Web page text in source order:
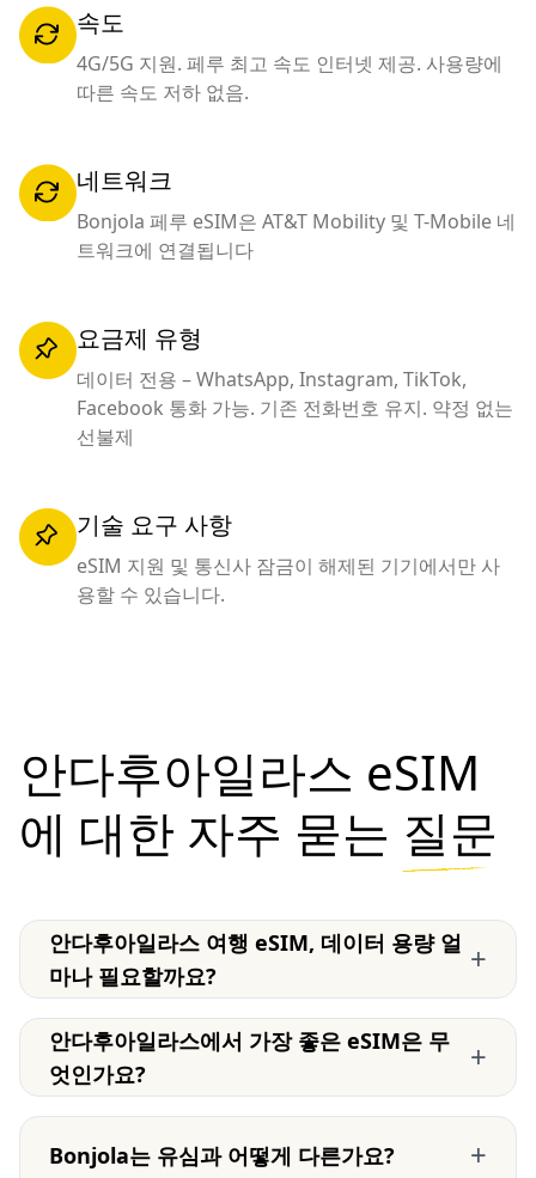
속도
4G/5G 지원. 페루 최고 속도 인터넷 제공. 사용량에
따른 속도 저하 없음.
네트워크
Bonjola 페루 eSIM은 AT&T Mobility 및 T-Mobile 네
트워크에 연결됩니다
요금제 유형
데이터 전용 – WhatsApp, Instagram, TikTok,
Facebook 통화 가능. 기존 전화번호 유지. 약정 없는
선불제
기술 요구 사항
eSIM 지원 및 통신사 잠금이 해제된 기기에서만 사
용할 수 있습니다.
안다후아일라스 eSIM
에 대한 자주 묻는 질문
안다후아일라스 여행 eSIM, 데이터 용량 얼
마나 필요할까요?
+
안다후아일라스에서 가장 좋은 eSIM은 무
엇인가요?
+
Bonjola는 유심과 어떻게 다른가요? +